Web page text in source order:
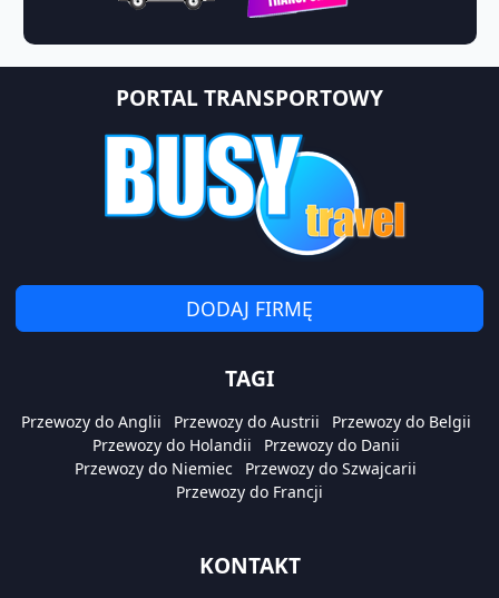
PORTAL TRANSPORTOWY
DODAJ FIRMĘ
TAGI
Przewozy do Anglii Przewozy do Austrii
Przewozy do Belgii
Przewozy do Holandii
Przewozy do Danii
Przewozy do Niemiec
Przewozy do Szwajcarii
Przewozy do Francji
KONTAKT